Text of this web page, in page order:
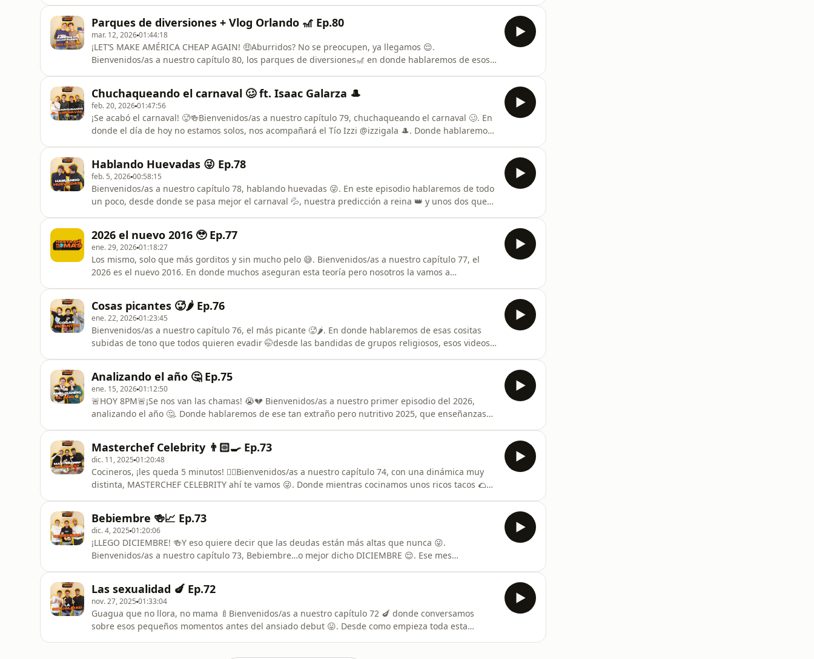
sincero desde nuestra perspe
Parques de diversiones + Vlog Orlando 🎢 Ep.80
mar. 12, 202601:44:18
¡LET’S MAKE AMÉRICA CHEAP AGAIN! 🤑Aburridos? No se preocupen, ya llegamos 😌.
Bienvenidos/as a nuestro capítulo 80, los parques de diversiones🎢 en donde hablaremos de esos
marcaron la infancia de muchos hasta pequeños accidentes que pasas cuando suceden 💩. Así
como también de esos parques en donde un fast pass
Chuchaqueando el carnaval 🥴 ft. Isaac Galarza 🎩
feb. 20, 202601:47:56
¡Se acabó el carnaval! 🥵🍻Bienvenidos/as a nuestro capítulo 79, chuchaqueando el carnaval 🥴. En
donde el día de hoy no estamos solos, nos acompañará el Tío Izzi @izzigala 🎩. Donde hablaremos
afrontar…el compromiso 😜🤭. Siéntense y disfruten con nosotros de este tremendo episodio!! Pero
eso si, el que se pica pi
Hablando Huevadas 😜 Ep.78
feb. 5, 202600:58:15
Bienvenidos/as a nuestro capítulo 78, hablando huevadas 😜. En este episodio hablaremos de todo
un poco, desde donde se pasa mejor el carnaval 💦, nuestra predicción a reina 👑 y unos dos que
disfruten de esta conversación random. Ah y si, ya se estrenó ayer pero el Felo no mandó las fotos
😜🙄. Pero bueno,
2026 el nuevo 2016 🥹 Ep.77
ene. 29, 202601:18:27
Los mismo, solo que más gorditos y sin mucho pelo 😅. Bienvenidos/as a nuestro capítulo 77, el
2026 es el nuevo 2016. En donde muchos aseguran esta teoría pero nosotros la vamos a
conocíamos? Hacíamos el DAB? Todo eso y mucho más 🫡. Siéntense y acompáñenos en este
pequeño viaje en el tiempo. Pero bueno, hasta ahí nom
Cosas picantes 🥵🌶️ Ep.76
ene. 22, 202601:23:45
Bienvenidos/as a nuestro capítulo 76, el más picante 🥵🌶️. En donde hablaremos de esas cositas
subidas de tono que todos quieren evadir 🤭desde las bandidas de grupos religiosos, esos videos
Nomás&quot; 🤷🏻‍♂️. Daremos un anuncio importante de un evento que se avecina y probamos sus
famosas salsas. Siéntate y disfruta
Analizando el año 🤔 Ep.75
ene. 15, 202601:12:50
🚨HOY 8PM🚨¡Se nos van las chamas! 😭💔 Bienvenidos/as a nuestro primer episodio del 2026,
analizando el año 🤔. Donde hablaremos de ese tan extraño pero nutritivo 2025, que enseñanzas
Feliz año comunidad les queremos 🫶🏼
Masterchef Celebrity 👨🏻‍🍳 Ep.73
dic. 11, 2025 01:20:48
Cocineros, ¡les queda 5 minutos! ✋🏻Bienvenidos/as a nuestro capítulo 74, con una dinámica muy
distinta, MASTERCHEF CELEBRITY ahí te vamos 😜. Donde mientras cocinamos unos ricos tacos 🌮
y deléitate con nuestra ha
Bebiembre 🍻📈 Ep.73
dic. 4, 2025 01:20:06
¡LLEGO DICIEMBRE! 🍻Y eso quiere decir que las deudas están más altas que nunca 😜.
Bienvenidos/as a nuestro capítulo 73, Bebiembre…o mejor dicho DICIEMBRE 😌. Ese mes
hipócritamente todos somos católicos 😇. Hablaremos de esas cenas que son pretexto para el
chupe 🥃, lo rico que se come el mes y los agasajos! Sién
Las sexualidad 🍆 Ep.72
nov. 27, 2025 01:33:04
Guagua que no llora, no mama 🍼Bienvenidos/as a nuestro capítulo 72 🍆 donde conversamos
sobre esos pequeños momentos antes del ansiado debut 😛. Desde como empieza toda esta